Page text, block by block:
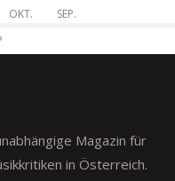
OKT.
SEP.
Magazin für
in Österreich.